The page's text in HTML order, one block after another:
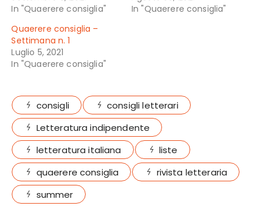
In "Quaerere consiglia"
In "Quaerere consiglia"
Quaerere consiglia –
Settimana n. 1
Luglio 5, 2021
In "Quaerere consiglia"
consigli
consigli letterari
Letteratura indipendente
letteratura italiana
liste
quaerere consiglia
rivista letteraria
summer